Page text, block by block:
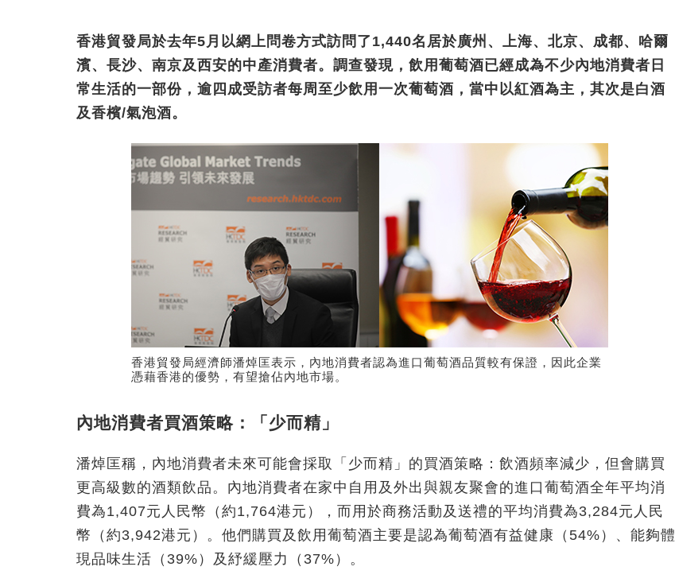
香港貿發局於去年5月以網上問卷方式訪問了1,440名居於廣州、上海、北京、成都、哈爾
濱、長沙、南京及西安的中產消費者。調查發現，飲用葡萄酒已經成為不少內地消費者日
常生活的一部份，逾四成受訪者每周至少飲用一次葡萄酒，當中以紅酒為主，其次是白酒
及香檳/氣泡酒。
香港貿發局經濟師潘焯匡表示，內地消費者認為進口葡萄酒品質較有保證，因此企業
憑藉香港的優勢，有望搶佔內地市場。
內地消費者買酒策略：「少而精」
潘焯匡稱，內地消費者未來可能會採取「少而精」的買酒策略：飲酒頻率減少，但會購買
更高級數的酒類飲品。內地消費者在家中自用及外出與親友聚會的進口葡萄酒全年平均消
費為1,407元人民幣（約1,764港元），而用於商務活動及送禮的平均消費為3,284元人民
幣（約3,942港元）。他們購買及飲用葡萄酒主要是認為葡萄酒有益健康（54%）、能夠體
現品味生活（39%）及紓緩壓力（37%）。